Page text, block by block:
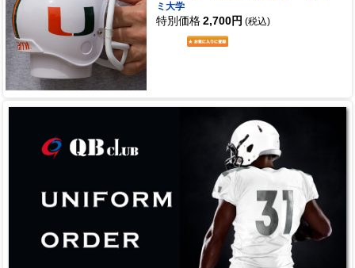
ミ大学
特別価格 2,700円 (税込)